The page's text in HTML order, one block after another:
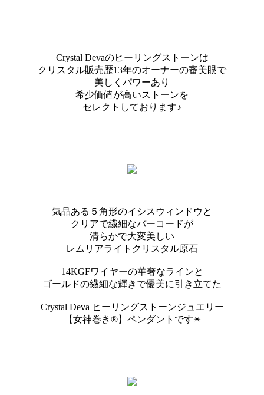
Crystal Devaのヒーリングストーンは
クリスタル販売歴13年のオーナーの審美眼で
美しくパワーあり
希少価値が高いストーンを
セレクトしております♪
気品ある５角形のイシスウィンドウと
クリアで繊細なバーコードが
清らかで大変美しい
レムリアライトクリスタル原石
14KGFワイヤーの華奢なラインと
ゴールドの繊細な輝きで優美に引き立てた
Crystal Deva ヒーリングストーンジュエリー
【女神巻き®】ペンダントです✴︎